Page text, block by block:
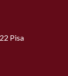
Pisa